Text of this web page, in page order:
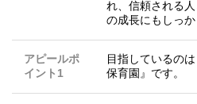
れ、信頼される
の成長にもしっか
アピールポ
イント1
目指しているの
保育園』です。